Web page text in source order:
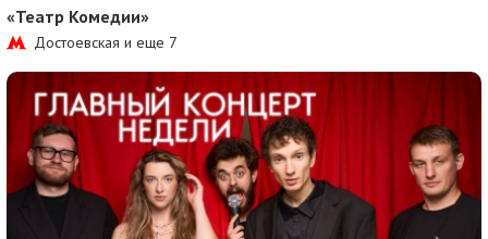
«Театр Комедии»
Достоевская и еще 7